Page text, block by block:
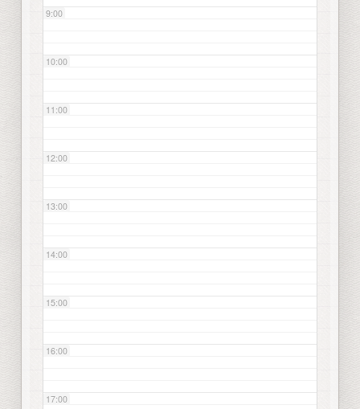
9:00
10:00
11:00
12:00
13:00
14:00
15:00
16:00
17:00